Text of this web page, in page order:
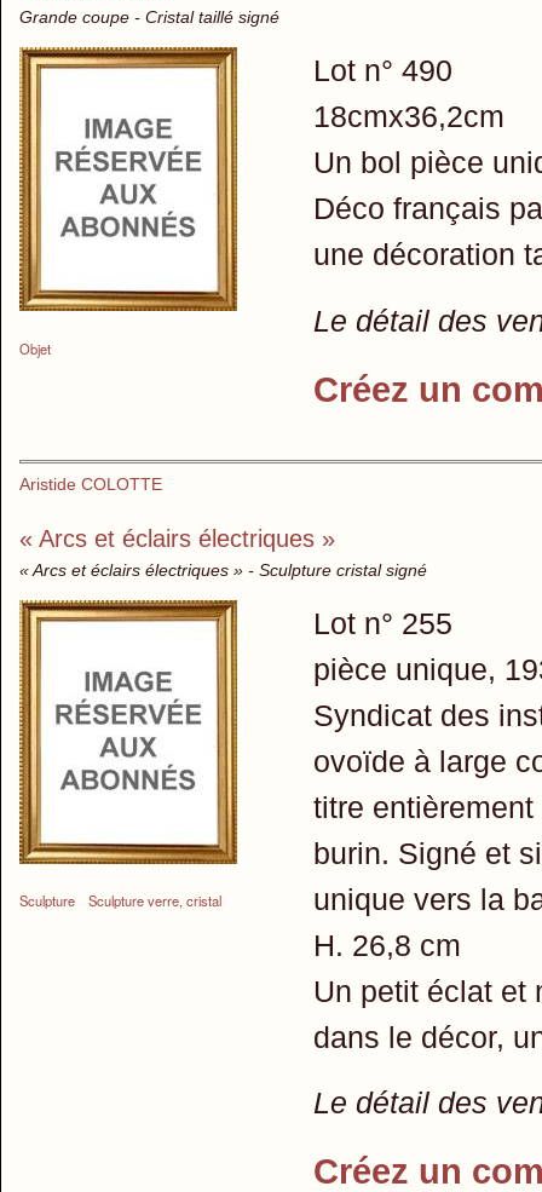
Grande coupe - Cristal taillé signé
Objet
Lot n° 490
18cmx36,2cm
Un bol pièce
Déco français
une décoration
Le détail des
Créez un
Aristide COLOTTE
« Arcs et éclairs électriques »
« Arcs et éclairs électriques » - Sculpture cristal signé
Sculpture Sculpture verre, cristal
Lot n° 255
pièce unique,
Syndicat des
ovoïde à large
titre
burin. Signé et
unique vers la
H. 26,8 cm
Un petit éclat et
dans le décor,
Le détail des
Créez un